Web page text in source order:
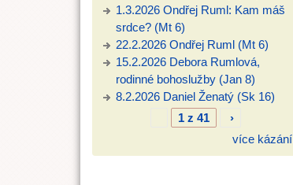
1.3.2026 Ondřej Ruml: Kam máš
srdce? (Mt 6)
22.2.2026 Ondřej Ruml (Mt 6)
15.2.2026 Debora Rumlová,
rodinné bohoslužby (Jan 8)
8.2.2026 Daniel Ženatý (Sk 16)
1 z 41
›
více kázání